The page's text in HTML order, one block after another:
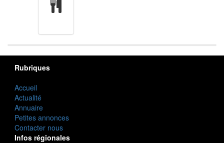
Rubriques
Accueil
Actualité
Annuaire
Petites annonces
Contacter nous
Infos régionales